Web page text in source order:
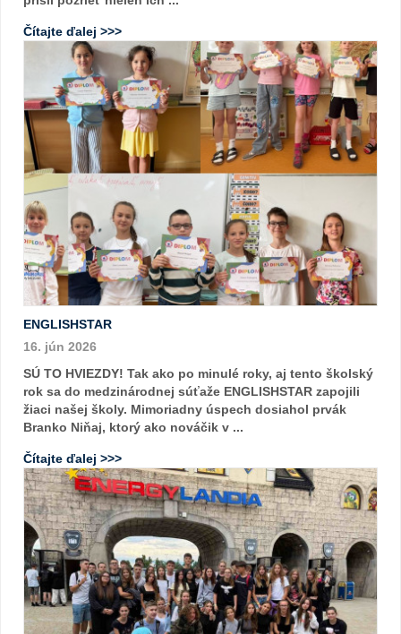
Čítajte ďalej >>>
ENGLISHSTAR
16. jún 2026
SÚ TO HVIEZDY! Tak ako po minulé roky, aj tento školský
rok sa do medzinárodnej súťaže ENGLISHSTAR zapojili
žiaci našej školy. Mimoriadny úspech dosiahol prvák
Branko Niňaj, ktorý ako nováčik v ...
Čítajte ďalej >>>